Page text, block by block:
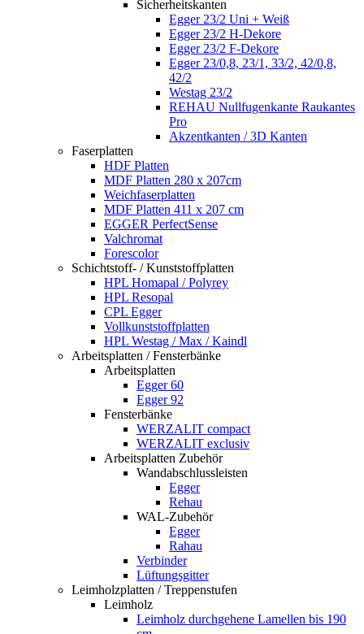
Sicherheitskanten
Egger 23/2 Uni + Weiß
Egger 23/2 H-Dekore
Egger 23/2 F-Dekore
Egger 23/0,8, 23/1, 33/2, 42/0,8,
42/2
Westag 23/2
REHAU Nullfugenkante Raukantes
Pro
Akzentkanten / 3D Kanten
Faserplatten
HDF Platten
MDF Platten 280 x 207cm
Weichfaserplatten
MDF Platten 411 x 207 cm
EGGER PerfectSense
Valchromat
Forescolor
Schichtstoff- / Kunststoffplatten
HPL Homapal / Polyrey
HPL Resopal
CPL Egger
Vollkunststoffplatten
HPL Westag / Max / Kaindl
Arbeitsplatten / Fensterbänke
Arbeitsplatten
Egger 60
Egger 92
Fensterbänke
WERZALIT compact
WERZALIT exclusiv
Arbeitsplatten Zubehör
Wandabschlussleisten
Egger
Rehau
WAL-Zubehör
Egger
Rahau
Verbinder
Lüftungsgitter
Leimholzplatten / Treppenstufen
Leimholz
Leimholz durchgehene Lamellen bis 190